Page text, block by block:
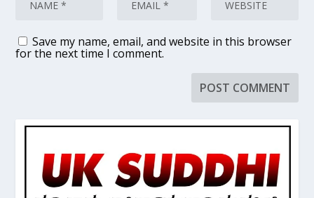
Save my name, email, and website in this browser
for the next time I comment.